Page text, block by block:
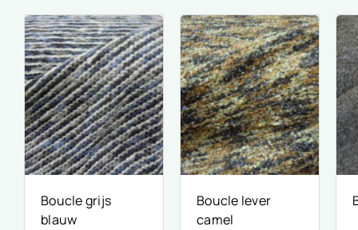
Boucle grijs
blauw
Boucle lever
camel